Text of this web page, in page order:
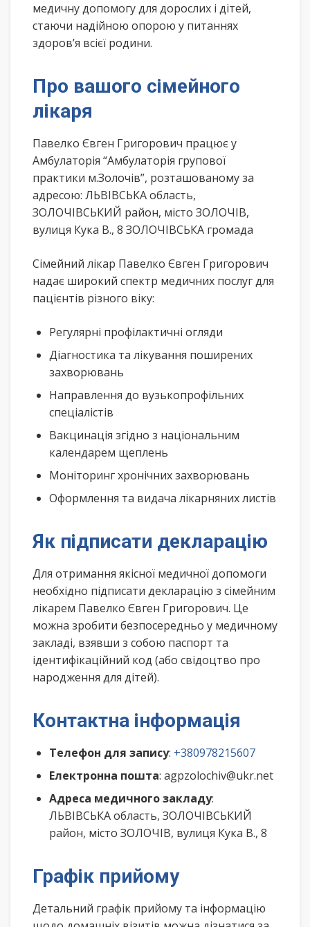
медичну допомогу для дорослих і дітей,
стаючи надійною опорою у питаннях
здоров’я всієї родини.
Про вашого сімейного
лікаря
Павелко Євген Григорович працює у
Амбулаторія “Амбулаторія групової
практики м.Золочів”, розташованому за
адресою: ЛЬВІВСЬКА область,
ЗОЛОЧІВСЬКИЙ район, місто ЗОЛОЧІВ,
вулиця Кука В., 8 ЗОЛОЧІВСЬКА громада
Сімейний лікар Павелко Євген Григорович
надає широкий спектр медичних послуг для
пацієнтів різного віку:
Регулярні профілактичні огляди
Діагностика та лікування поширених
захворювань
Направлення до вузькопрофільних
спеціалістів
Вакцинація згідно з національним
календарем щеплень
Моніторинг хронічних захворювань
Оформлення та видача лікарняних листів
Як підписати декларацію
Для отримання якісної медичної допомоги
необхідно підписати декларацію з сімейним
лікарем Павелко Євген Григорович. Це
можна зробити безпосередньо у медичному
закладі, взявши з собою паспорт та
ідентифікаційний код (або свідоцтво про
народження для дітей).
Контактна інформація
Телефон для запису: +380978215607
Електронна пошта: agpzolochiv@ukr.net
Адреса медичного закладу:
ЛЬВІВСЬКА область, ЗОЛОЧІВСЬКИЙ
район, місто ЗОЛОЧІВ, вулиця Кука В., 8
Графік прийому
Детальний графік прийому та інформацію